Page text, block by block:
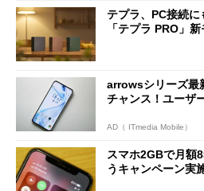
テプラ、PC接続
「テプラ PRO」
arrowsシリーズ最
チャンス！ユーザ
AD（ ITmedia Mobile）
スマホ2GBで月額
うキャンペーン実